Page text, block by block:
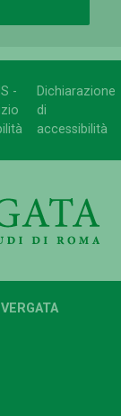
-
Dichiarazione
di
accessibilità